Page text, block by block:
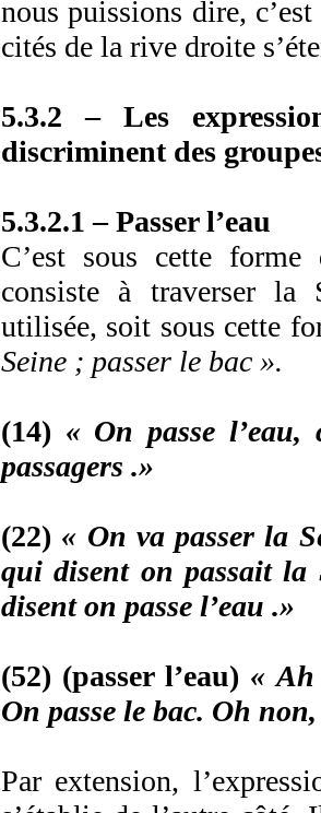
nous puissions dire,
cités de la rive droite
5.3.2 – Les
discriminent des
5.3.2.1 – Passer l’eau
C’est sous cette
consiste à traverser la
utilisée, soit sous cette
Seine ; passer le bac ».
(14) « On passe l’eau,
passagers .»
(22) « On va passer la
qui disent on passait la
disent on passe l’eau .»
(52) (passer l’eau) « Ah
On passe le bac. Oh
Par extension,